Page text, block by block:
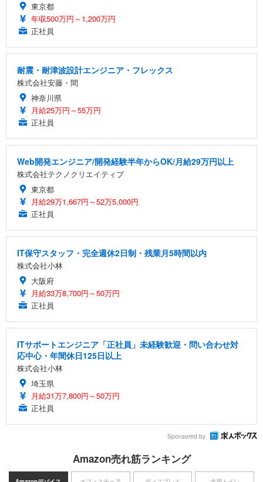
東京都
年収500万円～1,200万円
正社員
耐震・耐津波設計エンジニア・フレックス
株式会社安藤・間
神奈川県
月給25万円～55万円
正社員
Web開発エンジニア/開発経験半年からOK/月給29万円以上
株式会社テクノクリエイティブ
東京都
月給29万1,667円～52万5,000円
正社員
IT保守スタッフ・完全週休2日制・残業月5時間以内
株式会社小林
大阪府
月給33万8,700円～50万円
正社員
ITサポートエンジニア「正社員」未経験歓迎・問い合わせ対
応中心・年間休日125日以上
株式会社小林
埼玉県
月給31万7,800円～50万円
正社員
Sponsored by
Amazon売れ筋ランキング